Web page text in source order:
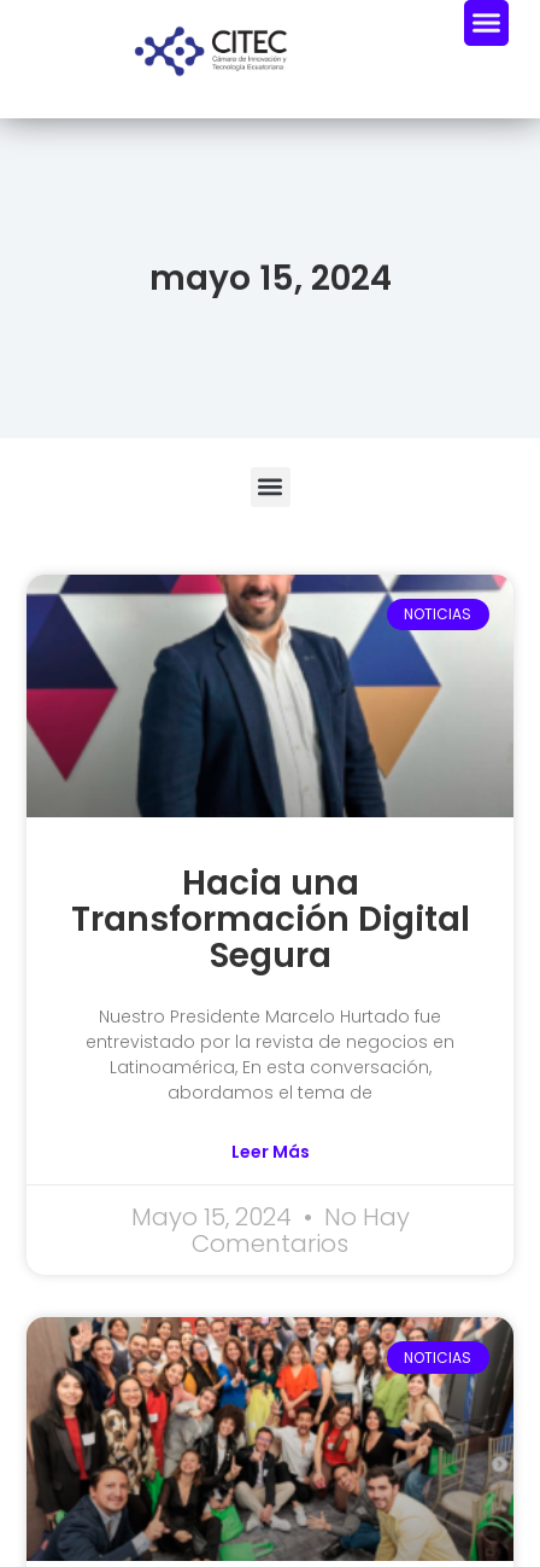
mayo 15, 2024
NOTICIAS
Hacia una
Transformación Digital
Segura
Nuestro Presidente Marcelo Hurtado fue
entrevistado por la revista de negocios en
Latinoamérica, En esta conversación,
abordamos el tema de
Leer Más
Mayo 15, 2024 No Hay
Comentarios
NOTICIAS